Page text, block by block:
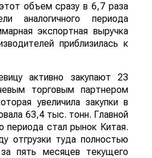
объем сразу в 6,7 раза
аналогичного периода
экспортная выручка
приблизилась к
активно закупают 23
торговым партнером
увеличила закупки в
63,4 тыс. тонн. Главной
периода стал рынок Китая.
отгрузки туда полностью
пять месяцев текущего